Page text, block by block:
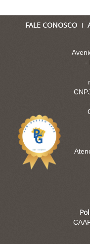
FALE CONOSCO
-